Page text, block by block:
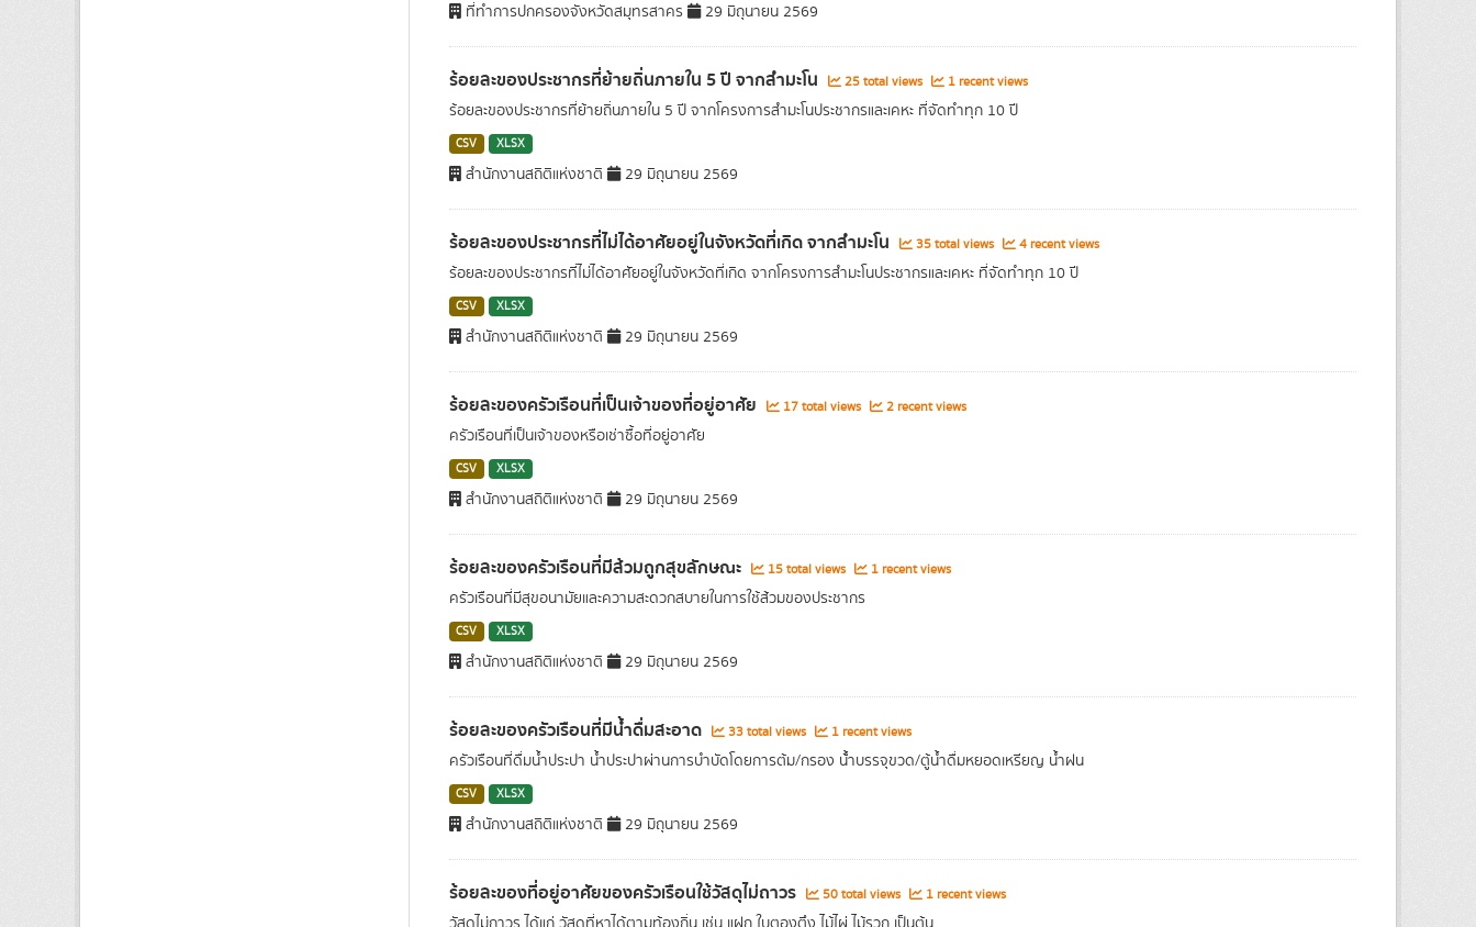
ที่ทำการปกครองจังหวัดสมุทรสาคร 29 มิถุนายน 2569
ร้อยละของประชากรที่ย้ายถิ่นภายใน 5 ปี จากสำมะโน 25 total views 1 recent views
ร้อยละของประชากรที่ย้ายถิ่นภายใน 5 ปี จากโครงการสำมะโนประชากรและเคหะ ที่จัดทำทุก 10 ปี
CSV XLSX
สำนักงานสถิติแห่งชาติ 29 มิถุนายน 2569
ร้อยละของประชากรที่ไม่ได้อาศัยอยู่ในจังหวัดที่เกิด จากสำมะโน 35 total views 4 recent views
ร้อยละของประชากรที่ไม่ได้อาศัยอยู่ในจังหวัดที่เกิด จากโครงการสำมะโนประชากรและเคหะ ที่จัดทำทุก 10 ปี
CSV XLSX
สำนักงานสถิติแห่งชาติ 29 มิถุนายน 2569
ร้อยละของครัวเรือนที่เป็นเจ้าของที่อยู่อาศัย 17 total views 2 recent views
ครัวเรือนที่เป็นเจ้าของหรือเช่าซื้อที่อยู่อาศัย
CSV XLSX
สำนักงานสถิติแห่งชาติ 29 มิถุนายน 2569
ร้อยละของครัวเรือนที่มีส้วมถูกสุขลักษณะ 15 total views 1 recent views
ครัวเรือนที่มีสุขอนามัยและความสะดวกสบายในการใช้ส้วมของประชากร
CSV XLSX
สำนักงานสถิติแห่งชาติ 29 มิถุนายน 2569
ร้อยละของครัวเรือนที่มีน้ำดื่มสะอาด 33 total views 1 recent views
ครัวเรือนที่ดื่มน้ำประปา น้ำประปาผ่านการบําบัดโดยการต้ม/กรอง น้้ำบรรจุขวด/ตู้น้ำดื่มหยอดเหรียญ น้ำฝน
CSV XLSX
สำนักงานสถิติแห่งชาติ 29 มิถุนายน 2569
ร้อยละของที่อยู่อาศัยของครัวเรือนใช้วัสดุไม่ถาวร 50 total views 1 recent views